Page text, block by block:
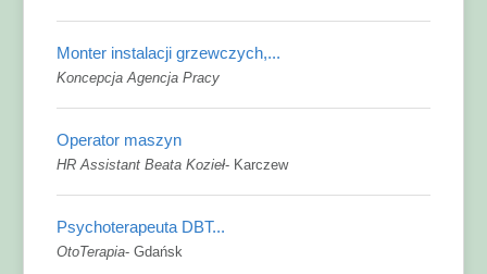
Monter instalacji grzewczych,...
Koncepcja Agencja Pracy
Operator maszyn
HR Assistant Beata Kozieł- Karczew
Psychoterapeuta DBT...
OtoTerapia-Gdańsk